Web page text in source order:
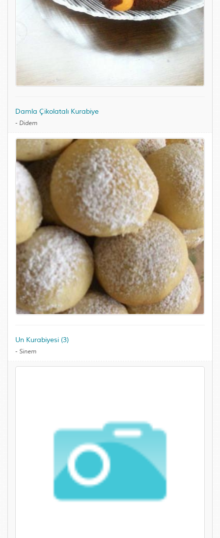
Damla Çikolatalı Kurabiye
- Didem
Un Kurabiyesi (3)
- Sinem